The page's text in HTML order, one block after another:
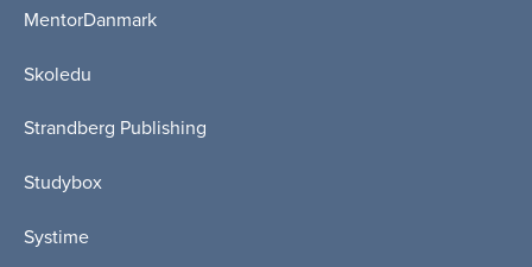
MentorDanmark
Skoledu
Strandberg Publishing
Studybox
Systime